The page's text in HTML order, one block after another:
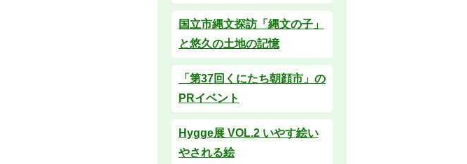
国立市縄文探訪「縄文の子」
と悠久の土地の記憶
「第37回くにたち朝顔市」の
PRイベント
Hygge展 VOL.2 いやす絵い
やされる絵